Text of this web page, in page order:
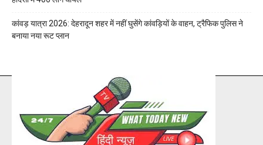
कांवड़ यात्रा 2026: देहरादून शहर में नहीं घुसेंगे कांवड़ियों के वाहन, ट्रैफिक पुलिस ने
बनाया नया रूट प्लान